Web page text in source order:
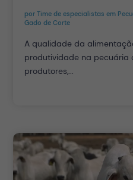
porTime de especialistas em
Gado de Corte
A qualidade da
produtividade na pecuária
produtores,...